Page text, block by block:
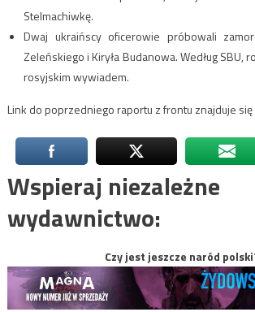
Stelmachiwkę.
Dwaj ukraińscy oficerowie próbowali
Zeleńskiego i Kiryła Budanowa. Według SBU,
rosyjskim wywiadem.
Link do poprzedniego raportu z frontu znajduje się
Wspieraj niezależne
wydawnictwo:
Czy jest jeszcze naród